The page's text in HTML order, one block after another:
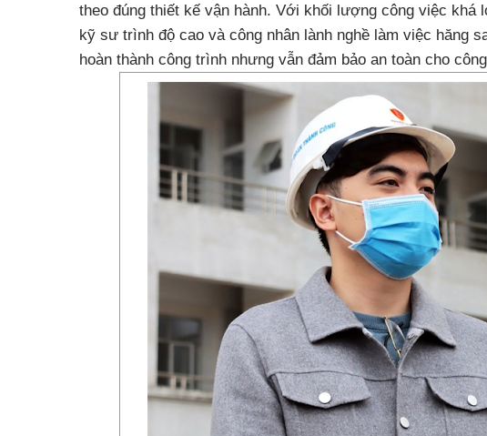
theo đúng thiết kế vận hành. Với khối lượng công việc khá
kỹ sư trình độ cao và công nhân lành nghề làm việc hăng
hoàn thành công trình nhưng vẫn đảm bảo an toàn cho